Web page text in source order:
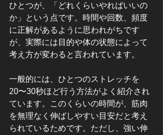
ひとつが、「どれくらいやればいいの
か」という点です。時間や回数、頻度
に正解があるように思われがちです
が、実際には目的や体の状態によって
考え方が変わると言われています。
一般的には、ひとつのストレッチを
20〜30秒ほど行う方法がよく紹介され
ています。このくらいの時間が、筋肉
を無理なく伸ばしやすい目安だと考え
られているためです。ただし、強い伸